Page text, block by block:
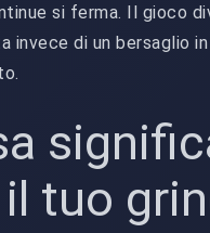
si ferma. Il gioco
invece di un bersaglio in
tuo